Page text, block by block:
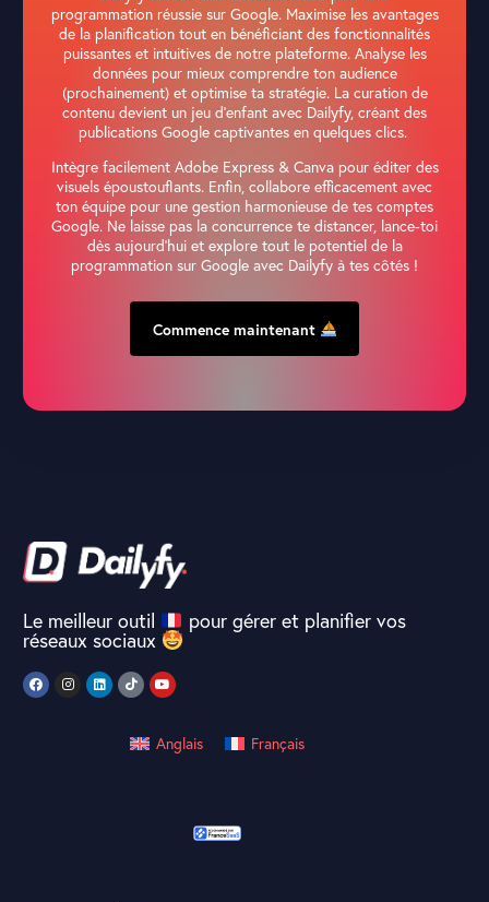
programmation réussie sur Google. Maximise les avantages
de la planification tout en bénéficiant des fonctionnalités
puissantes et intuitives de notre plateforme. Analyse les
données pour mieux comprendre ton audience
(prochainement) et optimise ta stratégie. La curation de
contenu devient un jeu d’enfant avec Dailyfy, créant des
publications Google captivantes en quelques clics.
Intègre facilement Adobe Express & Canva pour éditer des
visuels époustouflants. Enfin, collabore efficacement avec
ton équipe pour une gestion harmonieuse de tes comptes
Google. Ne laisse pas la concurrence te distancer, lance-toi
dès aujourd’hui et explore tout le potentiel de la
programmation sur Google avec Dailyfy à tes côtés !
Commence maintenant
Le meilleur outil pour gérer et planifier vos
réseaux sociaux
Anglais Français